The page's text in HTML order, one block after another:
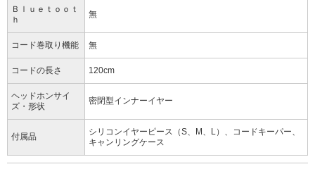
Ｂｌｕｅｔｏｏｔ
ｈ
無
コード巻取り機能 無
コードの長さ 120cm
ヘッドホンサイ
ズ・形状
密閉型インナーイヤー
付属品
シリコンイヤーピース（S、M、L）、コードキーパー、
キャンリングケース